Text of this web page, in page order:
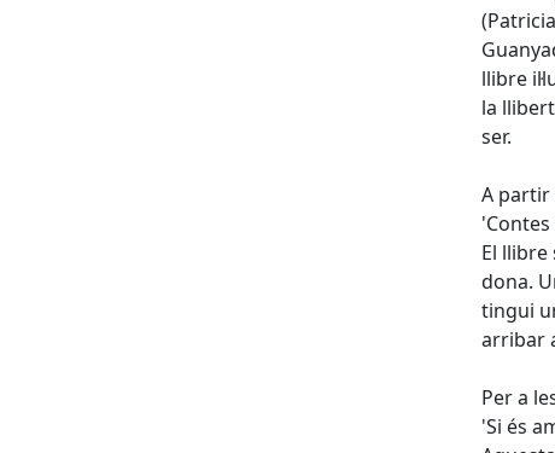
llibre
la
ser.
A partir
El
dona.
tingui
arribar
Per a
'Si és